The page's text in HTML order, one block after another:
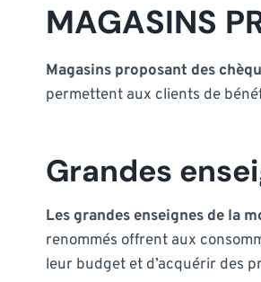
MAGASINS
Magasins proposant des
permettent aux clients de
Grandes
Les grandes enseignes de la
renommés offrent aux
leur budget et d’acquérir des